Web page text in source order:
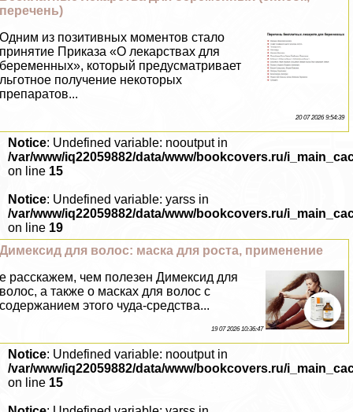
перечень)
Одним из позитивных моментов стало
принятие Приказа «О лекарствах для
беременных», который предусматривает
льготное получение некоторых
препаратов...
20 07 2026 9:54:39
Notice: Undefined variable: nooutput in
/var/www/iq22059882/data/www/bookcovers.ru/
on line 15
Notice: Undefined variable: yarss in
/var/www/iq22059882/data/www/bookcovers.ru/
on line 19
Димексид для волос: маска для роста, применение
е расскажем, чем полезен Димексид для
волос, а также о масках для волос с
содержанием этого чуда-средства...
19 07 2026 10:36:47
Notice: Undefined variable: nooutput in
/var/www/iq22059882/data/www/bookcovers.ru/
on line 15